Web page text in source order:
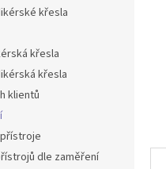
křesla
křesla
křesla
klientů
dle zaměření